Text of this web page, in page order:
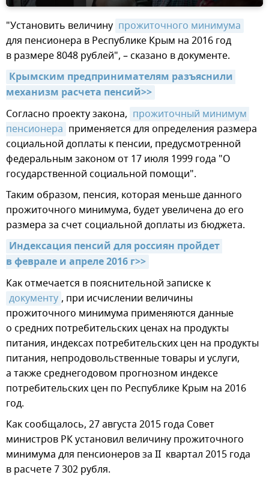
"Установить величину прожиточного минимума
для пенсионера в Республике Крым на 2016 год
в размере 8048 рублей", – сказано в документе.
Крымским предпринимателям разъяснили
механизм расчета пенсий>>
Согласно проекту закона, прожиточный минимум
пенсионера применяется для определения размера
социальной доплаты к пенсии, предусмотренной
федеральным законом от 17 июля 1999 года "О
государственной социальной помощи".
Таким образом, пенсия, которая меньше данного
прожиточного минимума, будет увеличена до его
размера за счет социальной доплаты из бюджета.
Индексация пенсий для россиян пройдет
в феврале и апреле 2016 г>>
Как отмечается в пояснительной записке к
документу , при исчислении величины
прожиточного минимума применяются данные
о средних потребительских ценах на продукты
питания, индексах потребительских цен на продукты
питания, непродовольственные товары и услуги,
а также среднегодовом прогнозном индексе
потребительских цен по Республике Крым на 2016
год.
Как сообщалось, 27 августа 2015 года Совет
министров РК установил величину прожиточного
минимума для пенсионеров за II квартал 2015 года
в расчете 7 302 рубля.